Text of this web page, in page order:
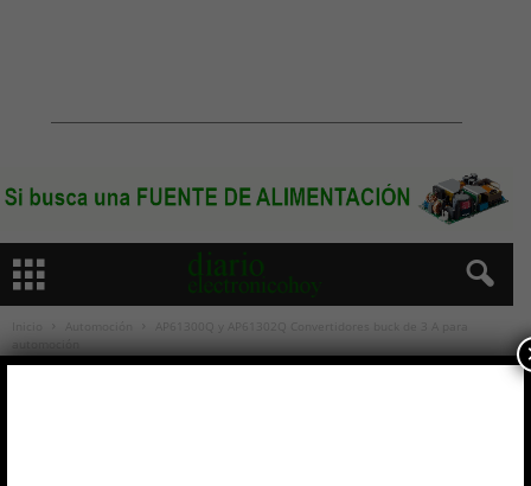
Automoción
AP61300Q y AP61302Q Convertidores buck de 3 A para
automoción